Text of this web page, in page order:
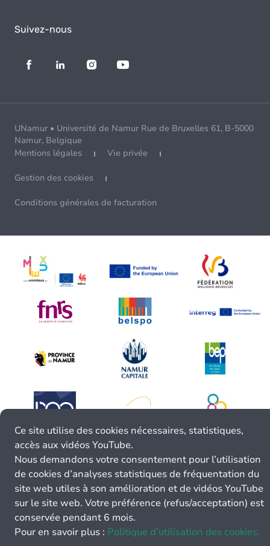
Suivez-nous
UNamur • Université de Namur Rue de Bruxelles 61, B-5000
Namur, Belgique
Mentions légales
Vie privée
Gestion des cookies
Conditions générales de facturation
Ce site utilise des cookies nécessaires, statistiques,
accès aux vidéos YouTube.
Nous demandons votre consentement pour l’utilisation
de cookies d’analyses statistiques de fréquentation du
site web utiles à son amélioration et de vidéos YouTube
sur le site web. Votre préférence (refus/acceptation) est
conservée pendant 6 mois.
Pour en savoir plus : Politique d’utilisation des cookies.